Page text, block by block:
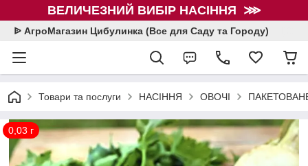
ВЕЛИЧЕЗНИЙ ВИБІР НАСІННЯ ⋙
ᐉ АгроМагазин Цибулинка (Все для Саду та Городу)
Товари та послуги НАСІННЯ ОВОЧІ
0,03 г